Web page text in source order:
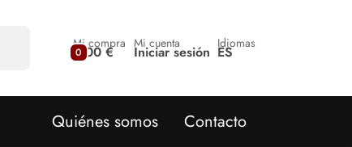
0
Mi compra
0,00 € Mi cuenta
Iniciar sesión Idiomas
ES
Quiénes somos Contacto